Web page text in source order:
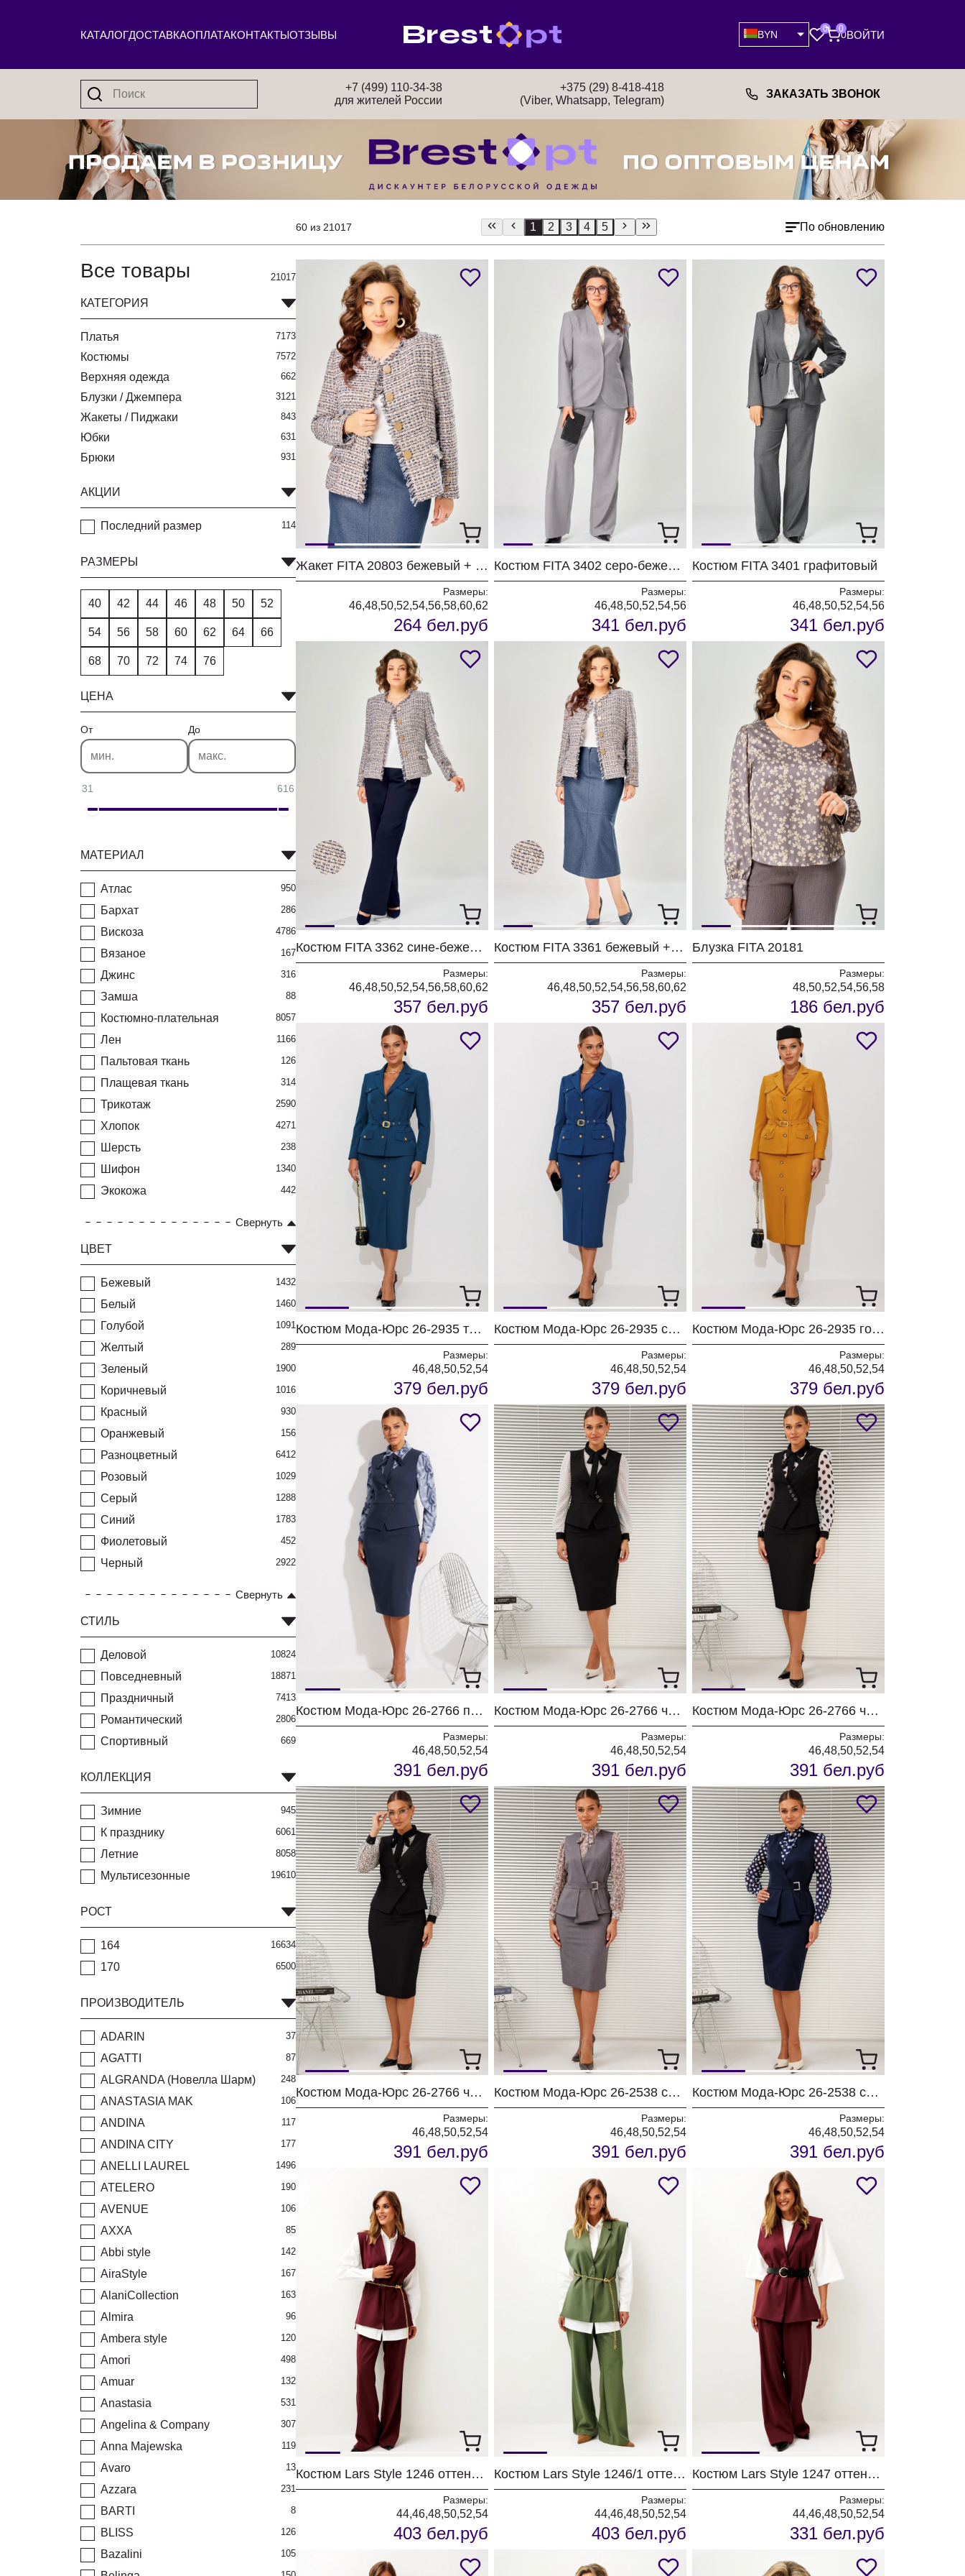
КАТАЛОГДОСТАВКАОПЛАТАКОНТАКТЫОТЗЫВЫ BYN
0 0
0ВОЙТИ
+7 (499) 110-34-38
для жителей России
+375 (29) 8-418-418
(Viber, Whatsapp, Telegram)
ЗАКАЗАТЬ ЗВОНОК
60 из 21017 По обновлению
1 2 3 4 5
Все товары 21017
КАТЕГОРИЯ
Платья 7173
Костюмы 7572
Верхняя одежда 662
Блузки / Джемпера 3121
Жакеты / Пиджаки 843
Юбки 631
Брюки 931
АКЦИИ
Последний размер 114
РАЗМЕРЫ
40 42 44 46 48 50 52
54 56 58 60 62 64 66
68 70 72 74 76
ЦЕНА
От До
31 616
МАТЕРИАЛ
Атлас 950
Бархат 286
Вискоза 4786
Вязаное 167
Джинс 316
Замша 88
Костюмно-плательная 8057
Лен 1166
Пальтовая ткань 126
Плащевая ткань 314
Трикотаж 2590
Хлопок 4271
Шерсть 238
Шифон 1340
Экокожа 442
Свернуть
ЦВЕТ
Бежевый 1432
Белый 1460
Голубой 1091
Желтый 289
Зеленый 1900
Коричневый 1016
Красный 930
Оранжевый 156
Разноцветный 6412
Розовый 1029
Серый 1288
Синий 1783
Фиолетовый 452
Черный 2922
Свернуть
СТИЛЬ
Деловой 10824
Повседневный 18871
Праздничный 7413
Романтический 2806
Спортивный 669
КОЛЛЕКЦИЯ
Зимние 945
К празднику 6061
Летние 8058
Мультисезонные 19610
РОСТ
164 16634
170 6500
ПРОИЗВОДИТЕЛЬ
ADARIN 37
AGATTI 87
ALGRANDA (Новелла Шарм) 248
ANASTASIA MAK 106
ANDINA 117
ANDINA CITY 177
ANELLI LAUREL 1496
ATELERO 190
AVENUE 106
AXXA 85
Abbi style 142
AiraStyle 167
AlaniCollection 163
Almira 96
Ambera style 120
Amori 498
Amuar 132
Anastasia 531
Angelina & Company 307
Anna Majewska 119
Avaro 13
Azzara 231
BARTI 8
BLISS 126
Bazalini 105
Жакет FITA 20803 бежевый + деним
Размеры:
46,48,50,52,54,56,58,60,62
264 бел.руб
Костюм FITA 3402 серо-бежевый
Размеры:
46,48,50,52,54,56
341 бел.руб
Костюм FITA 3401 графитовый
Размеры:
46,48,50,52,54,56
341 бел.руб
Костюм FITA 3362 сине-бежевый
Размеры:
46,48,50,52,54,56,58,60,62
357 бел.руб
Костюм FITA 3361 бежевый + деним
Размеры:
46,48,50,52,54,56,58,60,62
357 бел.руб
Блузка FITA 20181
Размеры:
48,50,52,54,56,58
186 бел.руб
Костюм Мода-Юрс 26-2935 темная бирюза
Размеры:
46,48,50,52,54
379 бел.руб
Костюм Мода-Юрс 26-2935 синий
Размеры:
46,48,50,52,54
379 бел.руб
Костюм Мода-Юрс 26-2935 горчица
Размеры:
46,48,50,52,54
379 бел.руб
Костюм Мода-Юрс 26-2766 пыльно-синий
Размеры:
46,48,50,52,54
391 бел.руб
Костюм Мода-Юрс 26-2766 черный + мелкий горох
Размеры:
46,48,50,52,54
391 бел.руб
Костюм Мода-Юрс 26-2766 черный + крупный горох
Размеры:
46,48,50,52,54
391 бел.руб
Костюм Мода-Юрс 26-2766 черный + цветы
Размеры:
46,48,50,52,54
391 бел.руб
Костюм Мода-Юрс 26-2538 серый + цветы
Размеры:
46,48,50,52,54
391 бел.руб
Костюм Мода-Юрс 26-2538 синий + крупный горох
Размеры:
46,48,50,52,54
391 бел.руб
Костюм Lars Style 1246 оттенки бордо+молочного
Размеры:
44,46,48,50,52,54
403 бел.руб
Костюм Lars Style 1246/1 оттенки хвои+молочного
Размеры:
44,46,48,50,52,54
403 бел.руб
Костюм Lars Style 1247 оттенки бордо
Размеры:
44,46,48,50,52,54
331 бел.руб